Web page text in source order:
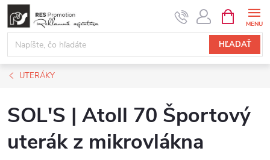
Prejsť
obsah
HĽADAŤ
KOŠÍK
UTERÁKY
SOL'S | Atoll 70 Športový
uterák z mikrovlákna